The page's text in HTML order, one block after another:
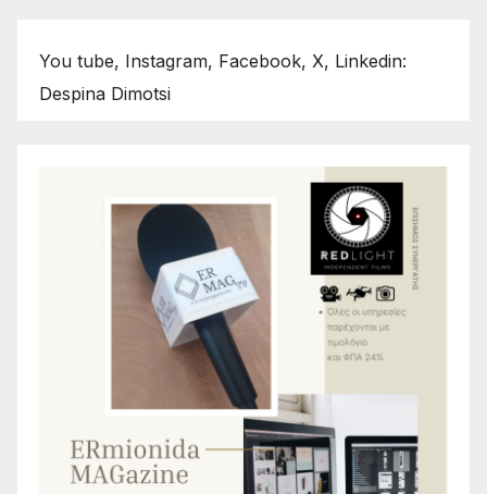
You tube, Instagram, Facebook, X, Linkedin:
Despina Dimotsi